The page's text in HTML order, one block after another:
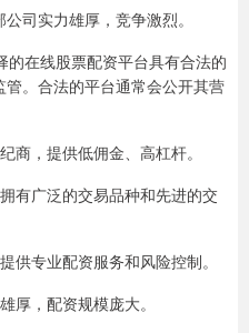
司实力雄厚，竞争激烈。
在线股票配资平台具有合法的
。合法的平台通常会公开其营
商，提供低佣金、高杠杆。
有广泛的交易品种和先进的交
供专业配资服务和风险控制。
厚，配资规模庞大。